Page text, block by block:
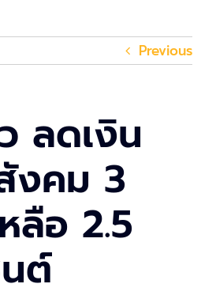
Previous
ลดเงิน
งคม 3
ลือ 2.5
ต์